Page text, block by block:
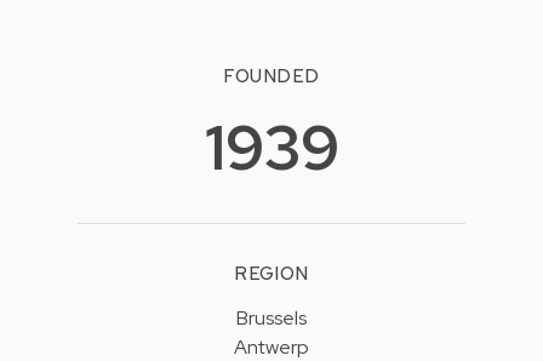
FOUNDED
1939
REGION
Brussels
Antwerp